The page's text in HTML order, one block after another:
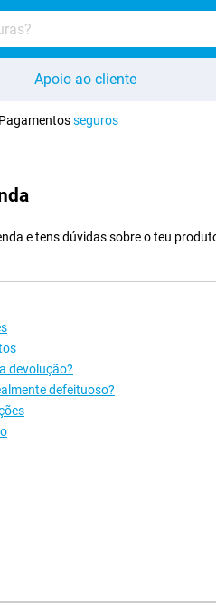
Apoio ao cliente
Pagamentosseguros
e tens dúvidas sobre o teu
devolução?
defeituoso?